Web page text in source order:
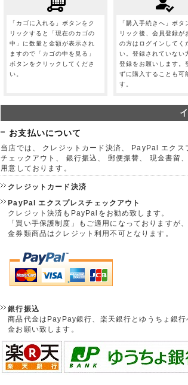
「カゴに入れる」ボタンをク
リックすると「現在のカゴの
中」に数量と金額が表示され
ますので「カゴの中を見る」
ボタンをクリックしてくださ
い。
「購入手続きへ」ボタ
リック後、会員登録が
の方はログインしてく
い。登録されていない
登録をお願いします。
ずに購入することも可
す。
お支払いについて
当店では、 クレジットカード決済、 PayPal エクス
チェックアウト、 銀行振込、 郵便振替、 現金書留
用意しております。
クレジットカード決済
PayPal エクスプレスチェックアウト
クレジット決済もPayPalをお勧め致します。
「買い手保護制度」もご適用になっておりますが、
金券類商品はクレジット利用不可となります。
銀行振込
商品代金はPayPay銀行、楽天銀行とゆうちょ銀行
金お願い致します。